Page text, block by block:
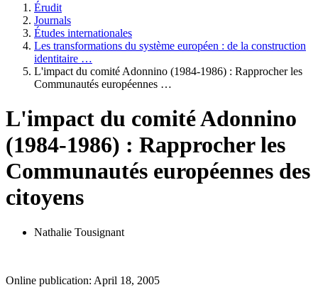
Érudit
Journals
Études internationales
Les transformations du système européen : de la construction
identitaire …
L'impact du comité Adonnino (1984-1986) : Rapprocher les
Communautés européennes …
L'impact du comité Adonnino
(1984-1986) : Rapprocher les
Communautés européennes des
citoyens
Nathalie Tousignant
Online publication: April 18, 2005